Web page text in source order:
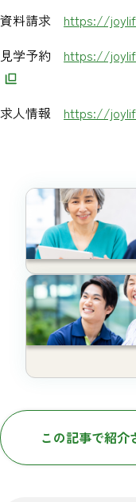
資料請求 https://
見学予約 https://
求人情報 https://
この記事で紹介